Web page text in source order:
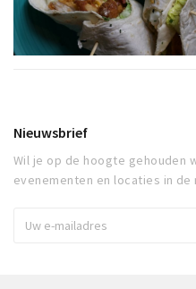
Nieuwsbrief
Wil je op de hoogte gehouden
evenementen en locaties in